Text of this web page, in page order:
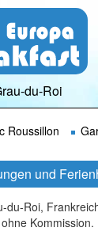
du-Roi
Roussillon
und
du-Roi,